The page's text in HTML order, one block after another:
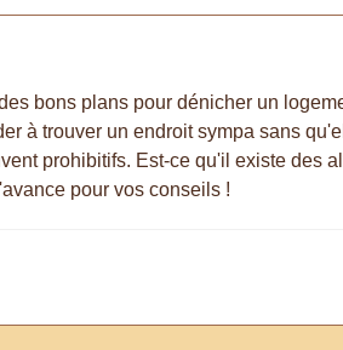
bons plans pour dénicher un
à trouver un endroit sympa sans
prohibitifs. Est-ce qu'il existe des
pour vos conseils !